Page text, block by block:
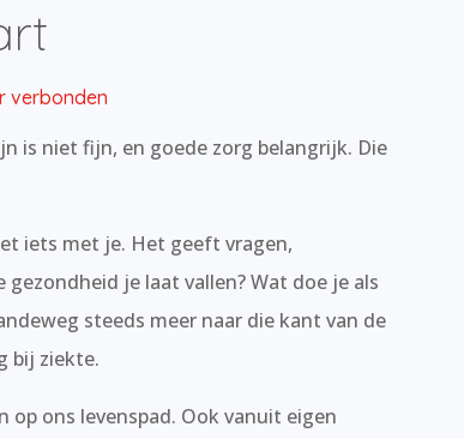
verbonden
is niet fijn, en goede zorg belangrijk. Die
iets met je. Het geeft vragen,
je laat vallen? Wat doe je als
steeds meer naar die kant van de
bij ziekte.
ons levenspad. Ook vanuit eigen